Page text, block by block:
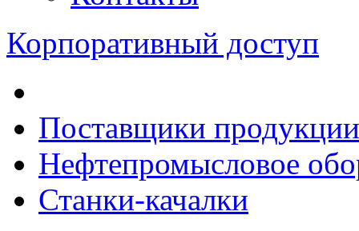
Корпоративный доступ
Поставщики
Нефтепромысловое
Станки-качалки